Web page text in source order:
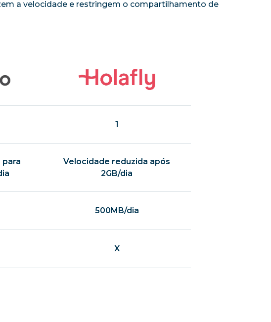
a velocidade e restringem o compartilhamento de
1
para
Velocidade reduzida após
2GB/dia
500MB/dia
X